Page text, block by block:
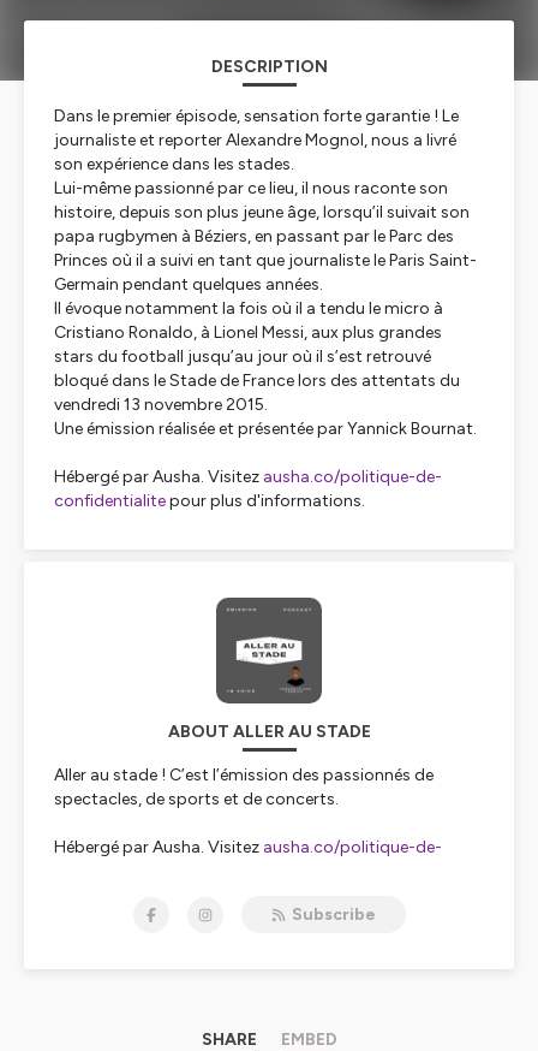
DESCRIPTION
Dans le premier épisode, sensation forte garantie ! Le
journaliste et reporter Alexandre Mognol, nous a livré
son expérience dans les stades.
Lui-même passionné par ce lieu, il nous raconte son
histoire, depuis son plus jeune âge, lorsqu’il suivait son
papa rugbymen à Béziers, en passant par le Parc des
Princes où il a suivi en tant que journaliste le Paris Saint-
Germain pendant quelques années.
Il évoque notamment la fois où il a tendu le micro à
Cristiano Ronaldo, à Lionel Messi, aux plus grandes
stars du football jusqu’au jour où il s’est retrouvé
bloqué dans le Stade de France lors des attentats du
vendredi 13 novembre 2015.
Une émission réalisée et présentée par Yannick Bournat.
Hébergé par Ausha. Visitez ausha.co/politique-de-
confidentialitepour plus d'informations.
ABOUT ALLER AU STADE
Aller au stade ! C’est l’émission des passionnés de
spectacles, de sports et de concerts.
Hébergé par Ausha. Visitez ausha.co/politique-de-
Subscribe
SHARE EMBED